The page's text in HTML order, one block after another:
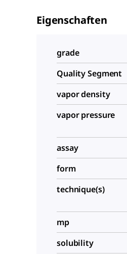
Eigenschaften
grade
Quality Segment
vapor density
vapor pressure
assay
form
technique(s)
mp
solubility